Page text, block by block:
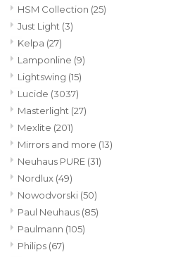
HSM Collection (25)
Just Light (3)
Kelpa (27)
Lamponline (9)
Lightswing (15)
Lucide (3037)
Masterlight (27)
Mexlite (201)
Mirrors and more (13)
Neuhaus PURE (31)
Nordlux (49)
Nowodvorski (50)
Paul Neuhaus (85)
Paulmann (105)
Philips (67)